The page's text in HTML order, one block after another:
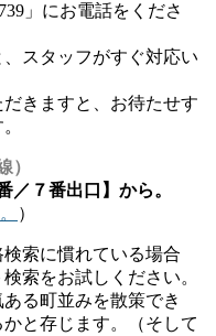
」にお電話をくださ
スタッフがすぐ対応い
きますと、お待たせす
）
／７番出口】から。
）
索に慣れている場合
索をお試しください。
る町並みを散策でき
と存じます。（そして